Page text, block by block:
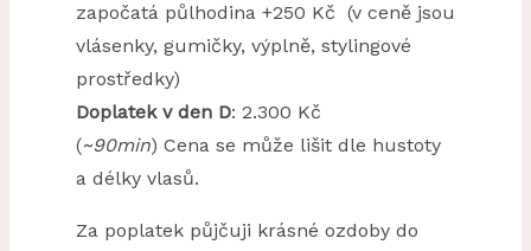
započatá půlhodina +250 Kč (v ceně jsou
vlásenky, gumičky, výplně, stylingové
prostředky)
Doplatek v den D: 2.300 Kč
(~90min) Cena se může lišit dle hustoty
a délky vlasů.
Za poplatek půjčuji krásné ozdoby do